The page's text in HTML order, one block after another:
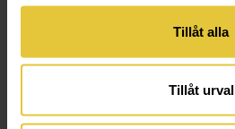
Tillåt alla
Tillåt urval